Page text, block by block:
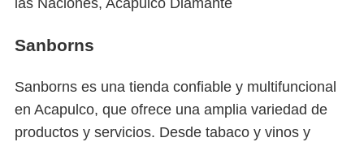
las Naciones, Acapulco Diamante
Sanborns
Sanborns es una tienda confiable y multifuncional
en Acapulco, que ofrece una amplia variedad de
productos y servicios. Desde tabaco y vinos y